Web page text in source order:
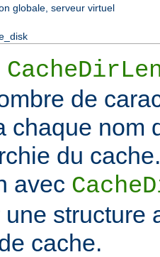
globale, serveur virtuel
de
chaque nom
du
avec
structure
cache.